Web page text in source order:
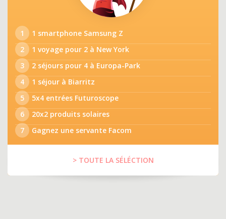
1
1 smartphone Samsung Z
2
1 voyage pour 2 à New York
3
2 séjours pour 4 à Europa-Park
4
1 séjour à Biarritz
5
5x4 entrées Futuroscope
6
20x2 produits solaires
7
Gagnez une servante Facom
> TOUTE LA SÉLÉCTION